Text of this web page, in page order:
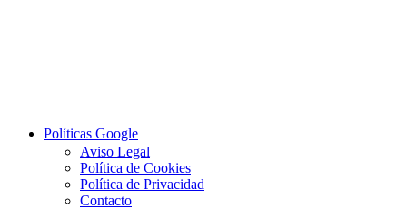
Políticas Google
Aviso Legal
Política de Cookies
Política de Privacidad
Contacto